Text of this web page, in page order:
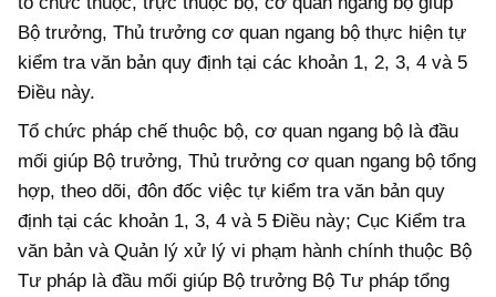
Bộ trưởng, Thủ trưởng cơ quan ngang bộ thực hiện tự
kiểm tra văn bản quy định tại các khoản 1, 2, 3, 4 và 5
Điều này.
Tổ chức pháp chế thuộc bộ, cơ quan ngang bộ là đầu
mối giúp Bộ trưởng, Thủ trưởng cơ quan ngang bộ tổng
hợp, theo dõi, đôn đốc việc tự kiểm tra văn bản quy
định tại các khoản 1, 3, 4 và 5 Điều này; Cục Kiểm tra
văn bản và Quản lý xử lý vi phạm hành chính thuộc Bộ
Tư pháp là đầu mối giúp Bộ trưởng Bộ Tư pháp tổng